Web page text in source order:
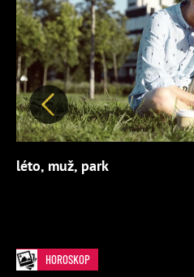
Předchozí
léto, muž, park
HOROSKOP